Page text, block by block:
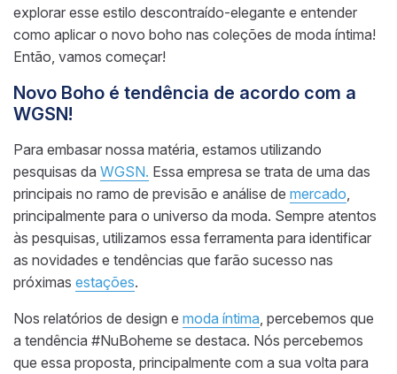
explorar esse estilo descontraído-elegante e entender
como aplicar o novo boho nas coleções de moda íntima!
Então, vamos começar!
Novo Boho é tendência de acordo com a
WGSN!
Para embasar nossa matéria, estamos utilizando
pesquisas da WGSN. Essa empresa se trata de uma das
principais no ramo de previsão e análise de mercado
principalmente para o universo da moda. Sempre atentos
às pesquisas, utilizamos essa ferramenta para identificar
as novidades e tendências que farão sucesso nas
próximas estações.
Nos relatórios de design e moda íntima , percebemos que
a tendência #NuBoheme se destaca. Nós percebemos
que essa proposta, principalmente com a sua volta para